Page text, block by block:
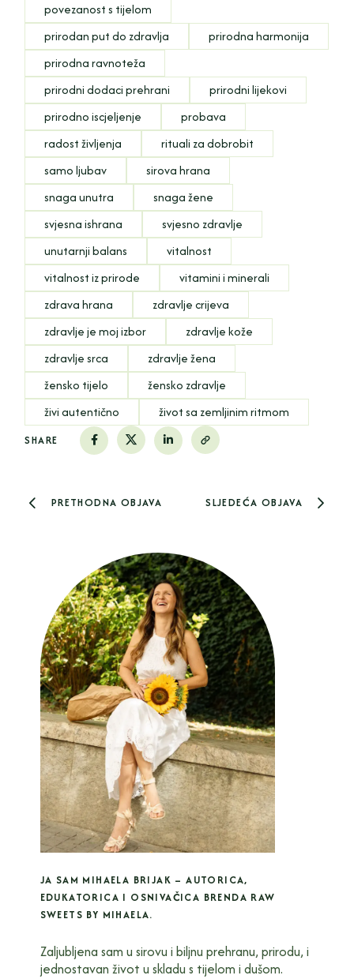
povezanost s tijelom
prirodan put do zdravlja
prirodna harmonija
prirodna ravnoteža
prirodni dodaci prehrani
prirodni lijekovi
prirodno iscjeljenje
probava
radost življenja
rituali za dobrobit
samo ljubav
sirova hrana
snaga unutra
snaga žene
svjesna ishrana
svjesno zdravlje
unutarnji balans
vitalnost
vitalnost iz prirode
vitamini i minerali
zdrava hrana
zdravlje crijeva
zdravlje je moj izbor
zdravlje kože
zdravlje srca
zdravlje žena
žensko tijelo
žensko zdravlje
živi autentično
život sa zemljinim ritmom
SHARE
PRETHODNA OBJAVA SLJEDEĆA OBJAVA
JA SAM MIHAELA BRIJAK – AUTORICA,
EDUKATORICA I OSNIVAČICA BRENDA RAW
SWEETS BY MIHAELA.
Zaljubljena sam u sirovu i biljnu prehranu, prirodu, i
jednostavan život u skladu s tijelom i dušom.